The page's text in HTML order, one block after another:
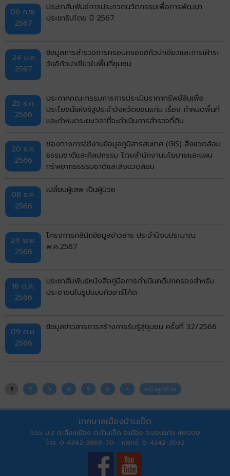
06 ก.พ.
2567
ประชาสัมพันธ์การประกวดนวัตกรรมเพื่อการพัฒนา
ประชาธิปไตย ปี 2567
24 ม.ค
2567
ข้อมูลการสำรวจการครอบครองอิกัวน่าเขียวและการเฝ้าระ
วังอิกัวน่าเขียวในพื้นที่ชุมชน
25 ธ.ค.
2566
ประกาศคณะกรรมการการประเมินราคาทรัพย์สินเพื่อ
ประโยชน์แห่งรัฐประจำจังหวัดขอนแก่น เรื่อง กำหนดพื้นที่
และกำหนดระยะเวลาที่จะดำเนินการสำรวจที่ดิน
20 ธ.ค.
2566
ช่องทางการใช้งานข้อมูลภูมิสารสนเทศ (GIS) สิ่งแวดล้อม
ธรรมชาติและศิลปกรรม โดยสำนักงานนโยบายและแผน
ทรัพยากรธรรมชาติและสิ่งแวดล้อม
08 ธ.ค.
2566
เปลี่ยนผู้เสพ เป็นผู้ป่วย
24 พ.ย.
2566
โครงการคลินิกข้อมูลข่าวสาร ประจำปีงบประมาณ
พ.ศ.2567
16 ต.ค.
2566
ประชาสัมพันธ์หนังสือคู่มือการดำเนินคดีปกครองสำหรับ
ประชาชนในรูปแบบคิวอาร์โค้ด
09 ต.ค.
2566
ข้อมูลข่าวสารการสร้างการรับรู้สู่ชุมชน ครั้งที่ 32/2566
1 2 3 4 5 6 > หน้าสุดท้าย
เทศบาลเมืองบ้านเป็ด
555 ม.2 ถ.เลี่ยงเมือง ต.บ้านเป็ด อ.เมือง จ.ขอนแก่น 40000
โทร. 0-4342-3869-70 แฟกซ์. 0-4342-3032